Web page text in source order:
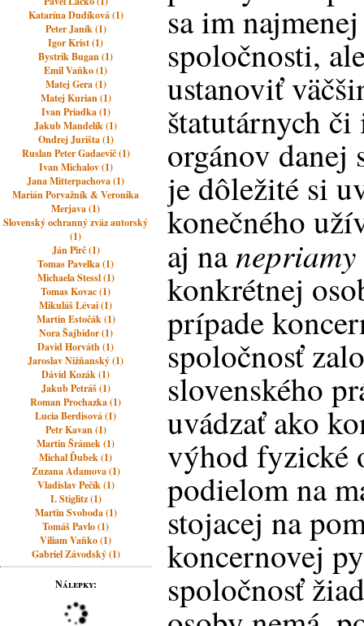
Katarína Dudíková (1)
Peter Janík (1)
Igor Krist (1)
Bystrik Bugan (1)
Emil Vaňko (1)
Matej Gera (1)
Matej Kurian (1)
Ivan Priadka (1)
Jakub Mandelík (1)
Ondrej Jurišta (1)
Ruslan Peter Gadaevič (1)
Ivan Michalov (1)
Jana Mitterpachova (1)
Marián Porvažník & Veronika
Merjava (1)
Slovenský ochranný zväz autorský
(1)
Ján Pirč (1)
Tomas Pavelka (1)
Michaela Stessl (1)
Tomas Kovac (1)
Mikuláš Lévai (1)
Martin Estočák (1)
Nora Šajbidor (1)
David Horváth (1)
Jaroslav Nižňanský (1)
Dávid Kozák (1)
Jakub Petráš (1)
Roman Prochazka (1)
Lucia Berdisová (1)
Petr Kavan (1)
Martin Šrámek (1)
Michal Ďubek (1)
Zuzana Adamova (1)
Vladislav Pečík (1)
I. Stiglitz (1)
Martin Svoboda (1)
Tomáš Pavlo (1)
Viliam Vaňko (1)
Gabriel Závodský (1)
Nálepky:
sa im
spoločnosti,
ustanoviť
štatutárnych
orgánov
je dôležité si
konečného
aj nanepriamy
konkrétnej
prípade
spoločnosť
slovenského
uvádzať ako
výhod fyzické
podielom na
stojacej na
koncernovej
spoločnosť